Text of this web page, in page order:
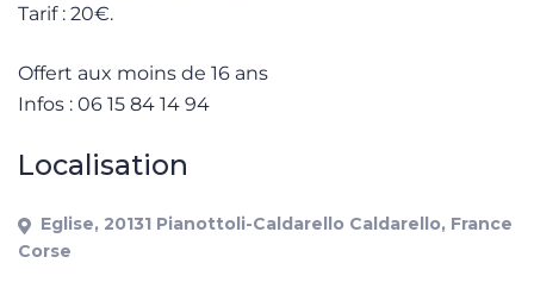
Tarif : 20€.
Offert aux moins de 16 ans
Infos : 06 15 84 14 94
Localisation
Eglise, 20131 Pianottoli-Caldarello Caldarello, France
Corse